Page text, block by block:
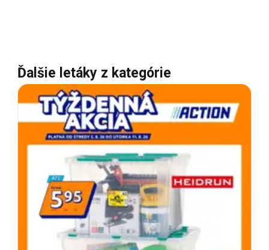
Ďalšie letáky z kategórie